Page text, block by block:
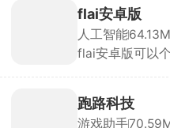
风格就能生成全
家具、改颜色。
上传就能找同款
里。也有很多
flai安卓版
人工智能64.13M
flai安卓版可以
丰富模板库，快
除了私人定制，
跑路科技
游戏助手